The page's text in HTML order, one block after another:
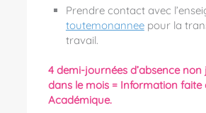
Prendre contact avec
toutemonanneepour la
travail.
4 demi-journées d’absence non
dans le mois = Information faite
Académique.